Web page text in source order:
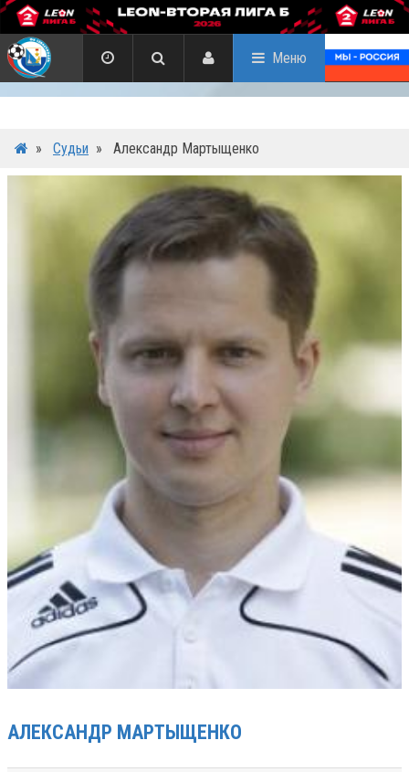
Меню
» Судьи » Александр Мартыщенко
АЛЕКСАНДР МАРТЫЩЕНКО